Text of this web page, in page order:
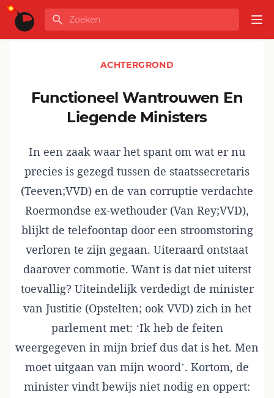
Ga naar de inhoud
GLOBALINFO
Zoeken
ACHTERGROND
Functioneel Wantrouwen En
Liegende Ministers
In een zaak waar het spant om wat er nu
precies is gezegd tussen de staatssecretaris
(Teeven;VVD) en de van corruptie verdachte
Roermondse ex-wethouder (Van Rey;VVD),
blijkt de telefoontap door een stroomstoring
verloren te zijn gegaan. Uiteraard ontstaat
daarover commotie. Want is dat niet uiterst
toevallig? Uiteindelijk verdedigt de minister
van Justitie (Opstelten; ook VVD) zich in het
parlement met: ‘Ik heb de feiten
weergegeven in mijn brief dus dat is het. Men
moet uitgaan van mijn woord’. Kortom, de
minister vindt bewijs niet nodig en oppert: